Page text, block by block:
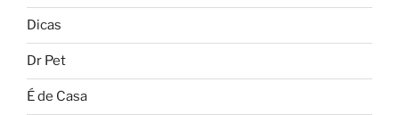
Dicas
Dr Pet
É de Casa